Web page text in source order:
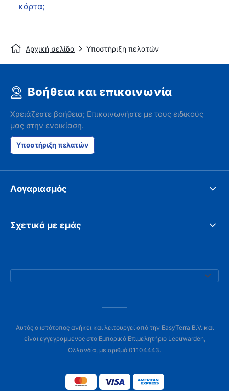
κάρτα;
Αρχική σελίδα Υποστήριξη πελατών
Βοήθεια και επικοινωνία
Χρειάζεστε βοήθεια; Επικοινωνήστε με τους ειδικούς
μας στην ενοικίαση.
Υποστήριξη πελατών
Λογαριασμός
Σχετικά με εμάς
Αυτός ο ιστότοπος ανήκει και λειτουργεί από την EasyTerra B.V. και
είναι εγγεγραμμένος στο Εμπορικό Επιμελητήριο Leeuwarden,
Ολλανδία, με αριθμό 01104443.